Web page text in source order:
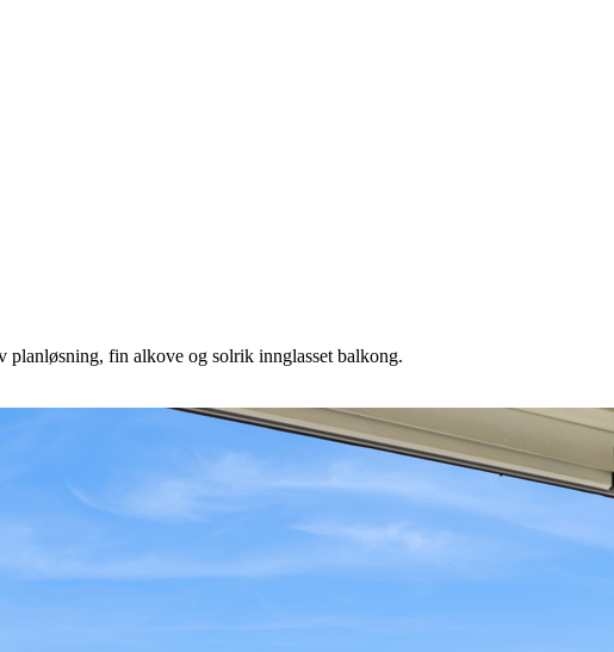
planløsning, fin alkove og solrik innglasset balkong.